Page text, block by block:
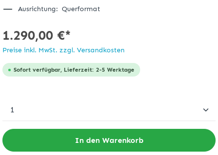
Ausrichtung: Querformat
1.290,00 €*
Preise inkl. MwSt. zzgl. Versandkosten
Sofort verfügbar, Lieferzeit: 2-5 Werktage
In den Warenkorb